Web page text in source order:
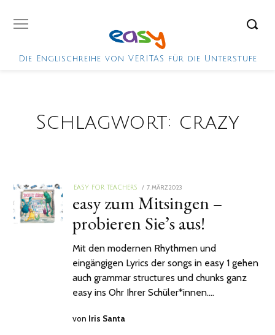
Die Englischreihe von VERITAS für die Unterstufe
Schlagwort: crazy
EASY FOR TEACHERS
POSTED
ON
7. MÄRZ 2023
2023
easy zum Mitsingen –
probieren Sie’s aus!
Mit den modernen Rhythmen und
eingängigen Lyrics der songs in easy 1 gehen
auch grammar structures und chunks ganz
easy ins Ohr Ihrer Schüler*innen.…
von Iris Santa